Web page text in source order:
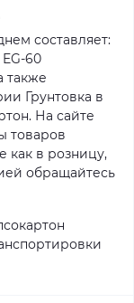
составляет:
60
также
Грунтовка в
На сайте
товаров
как в розницу,
обращайтесь